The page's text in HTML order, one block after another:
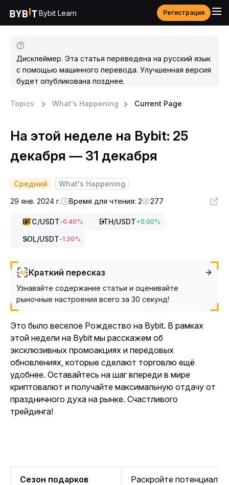
Bybit Learn Регистрация
Дисклеймер. Эта статья переведена на русский язык
с помощью машинного перевода. Улучшенная версия
будет опубликована позднее.
Topics What's Happening Current Page
На этой неделе на Bybit: 25
декабря — 31 декабря
Средний
What's Happening
29 янв. 2024 г.
Время для чтения: 2 277
BTC/USDT-0.40% ETH/USDT+0.00%
SOL/USDT-1.20%
Краткий пересказ
Узнавайте содержание статьи и оценивайте
рыночные настроения всего за 30 секунд!
Это было веселое Рождество на Bybit. В рамках
этой недели на Bybit мы расскажем об
эксклюзивных промоакциях и передовых
обновлениях, которые сделают торговлю ещё
удобнее. Оставайтесь на шаг впереди в мире
криптовалют и получайте максимальную отдачу от
праздничного духа на рынке. Счастливого
трейдинга!
Сезон подарков
Раскройте потенциал